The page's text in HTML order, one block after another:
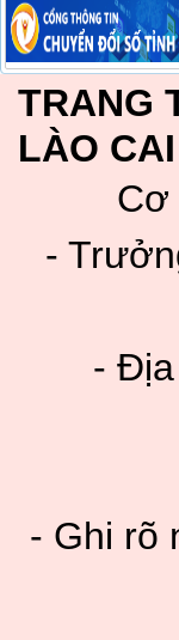
TRANG
LÀO CAI
Cơ
-
-
- Ghi rõ